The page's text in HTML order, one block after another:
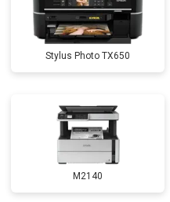
Stylus Photo TX650
M2140